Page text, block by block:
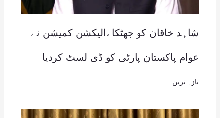
شاہد خاقان کو جھٹکا ،الیکشن کمیشن نے
عوام پاکستان پارٹی کو ڈی لسٹ کردیا
تازہ ترین